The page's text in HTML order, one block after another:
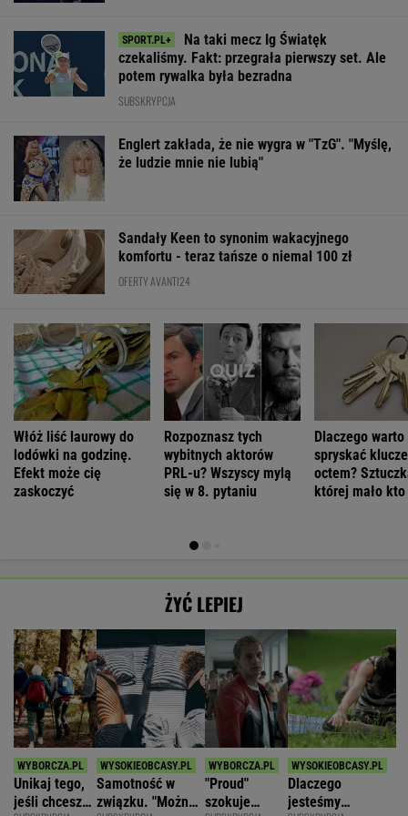
Na taki mecz Ig Światęk
czekaliśmy. Fakt: przegrała pierwszy set. Ale
potem rywalka była bezradna
SUBSKRYPCJA
Englert zakłada, że nie wygra w "TzG". "Myślę,
że ludzie mnie nie lubią"
Sandały Keen to synonim wakacyjnego
komfortu - teraz tańsze o niemal 100 zł
OFERTY AVANTI24
Włóż liść laurowy do
lodówki na godzinę.
Efekt może cię
zaskoczyć
Rozpoznasz tych
wybitnych aktorów
PRL-u? Wszyscy mylą
się w 8. pytaniu
Dlaczego warto
spryskać klucze
octem?
której mało
ŻYĆ LEPIEJ
Unikaj tego,
jeśli chcesz
Samotność w
związku. "Można
"Proud"
szokuje
Dlaczego
jesteśmy